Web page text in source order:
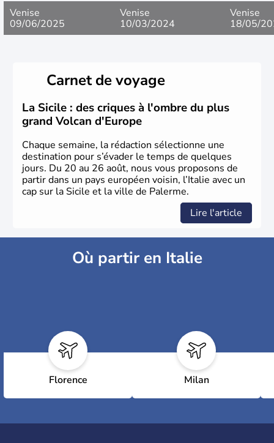
Venise
09/06/2025
Venise
10/03/2024
Venise
18/05/
Carnet de voyage
La Sicile : des criques à l'ombre du plus
grand Volcan d'Europe
Chaque semaine, la rédaction sélectionne une
destination pour s’évader le temps de quelques
jours. Du 20 au 26 août, nous vous proposons de
partir dans un pays européen voisin, l’Italie avec un
cap sur la Sicile et la ville de Palerme.
Lire l'article
Où partir en Italie
Florence Milan